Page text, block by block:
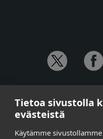
Anna-Mari Jaanu,
puh. +358 50 572
Henna Honkalo,
Tietoa sivustolla
evästeistä
Käytämme